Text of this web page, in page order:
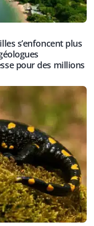
s’enfoncent plus
pour des millions